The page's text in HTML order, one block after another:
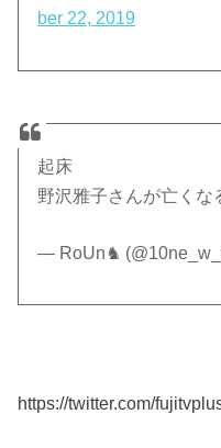
ber 22, 2019
起床
野沢雅子さんが亡くな
— RoUn♞
https://twitter.com/